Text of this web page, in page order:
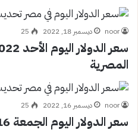
noor ديسمبر 18, 2022 25
المصرية
noor ديسمبر 16, 2022 25